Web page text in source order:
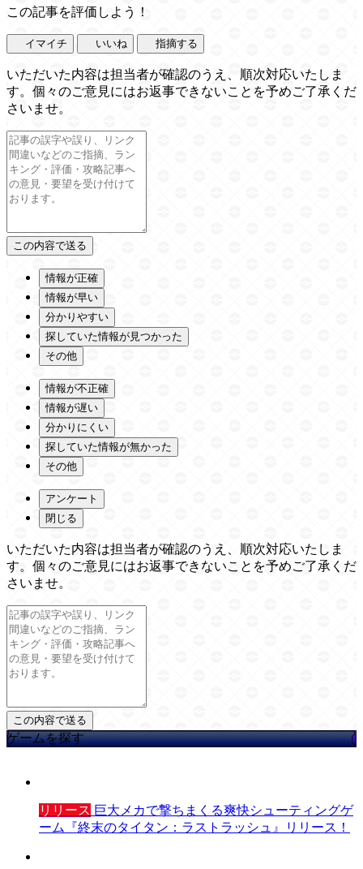
この記事を評価しよう！
イマイチ いいね 指摘する
いただいた内容は担当者が確認のうえ、順次対応いたしま
す。個々のご意見にはお返事できないことを予めご了承くだ
さいませ。
情報が正確
情報が早い
分かりやすい
探していた情報が見つかった
その他
情報が不正確
情報が遅い
分かりにくい
探していた情報が無かった
その他
アンケート
閉じる
いただいた内容は担当者が確認のうえ、順次対応いたしま
す。個々のご意見にはお返事できないことを予めご了承くだ
さいませ。
ゲームを探す
リリース 巨大メカで撃ちまくる爽快シューティングゲ
ーム『終末のタイタン：ラストラッシュ』リリース！